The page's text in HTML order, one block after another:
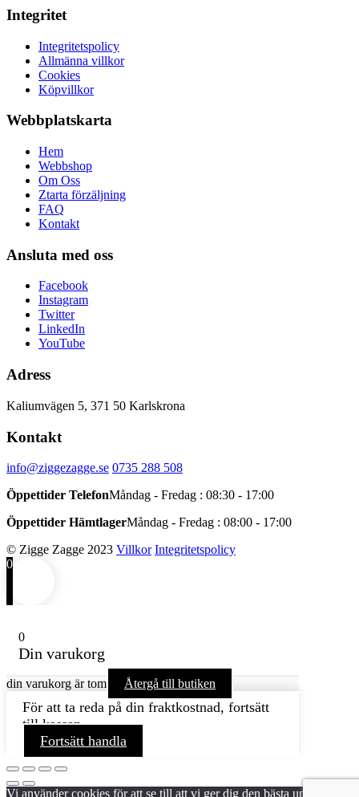
Integritet
Integritetspolicy
Allmänna villkor
Cookies
Köpvillkor
Webbplatskarta
Hem
Webbshop
Om Oss
Ztarta förzäljning
FAQ
Kontakt
Ansluta med oss
Facebook
Instagram
Twitter
LinkedIn
YouTube
Adress
Kaliumvägen 5, 371 50 Karlskrona
Kontakt
info@ziggezagge.se 0735 288 508
Öppettider TelefonMåndag - Fredag : 08:30 - 17:00
Öppettider HämtlagerMåndag - Fredag : 08:00 - 17:00
© Zigge Zagge 2023 Villkor Integritetspolicy
0
0
Din varukorg
din varukorg är tom Återgå till butiken
För att ta reda på din fraktkostnad, fortsätt
till kassan.
Fortsätt handla
Vi använder cookies för att se till att vi ger dig den bästa upplevelsen